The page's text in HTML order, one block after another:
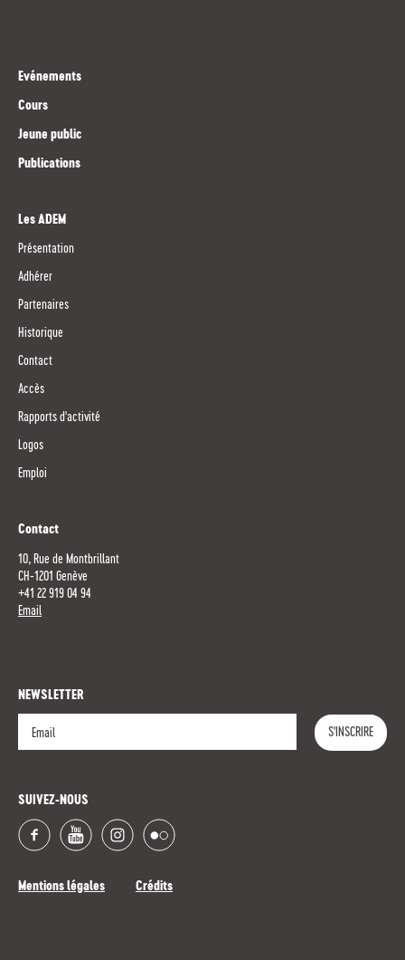
Evénements
Cours
Jeune public
Publications
Les ADEM
Présentation
Adhérer
Partenaires
Historique
Contact
Accès
Rapports d'activité
Logos
Emploi
Contact
10, Rue de Montbrillant
CH-1201 Genève
+41 22 919 04 94
Email
NEWSLETTER
S'INSCRIRE
SUIVEZ-NOUS
Mentions légales Crédits